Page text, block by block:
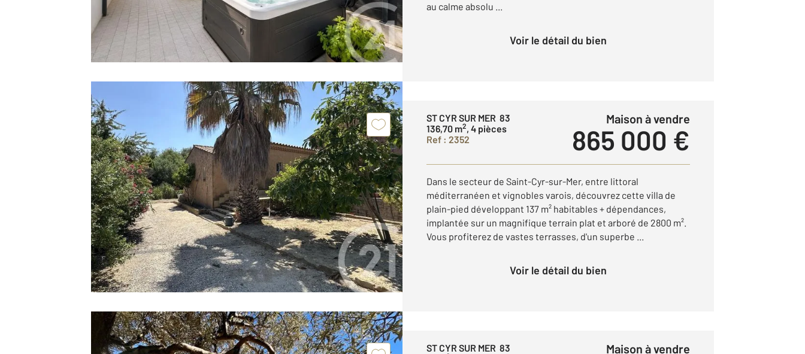
au calme absolu ...
Voir le détail du bien
ST CYR SUR MER 83
136,70 m2, 4 pièces
Ref : 2352
Maison à vendre
865 000 €
Dans le secteur de Saint-Cyr-sur-Mer, entre littoral
méditerranéen et vignobles varois, découvrez cette villa de
plain-pied développant 137 m² habitables + dépendances,
implantée sur un magnifique terrain plat et arboré de 2800 m².
Vous profiterez de vastes terrasses, d'un superbe ...
Voir le détail du bien
ST CYR SUR MER 83
Maison à vendre